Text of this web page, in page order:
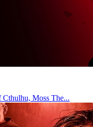
Moss The...